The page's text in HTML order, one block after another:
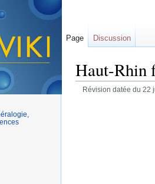
Haut-Rhin
Révision datée du 22
Page Discussion